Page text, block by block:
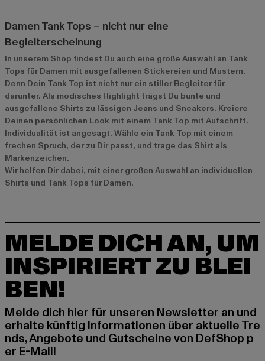
Damen Tank Tops – nicht nur eine
Begleiterscheinung
In unserem Shop findest Du auch eine große Auswahl an Tank
Tops für Damen mit ausgefallenen Stickereien und Mustern.
Denn Dein Tank Top ist nicht nur ein stiller Begleiter für
darunter. Als modisches Highlight trägst Du bunte und
ausgefallene Shirts zu lässigen Jeans und Sneakers. Kreiere
Deinen persönlichen Look mit einem Tank Top mit Aufschrift.
Individualität ist angesagt. Wähle ein Tank Top mit einem
frechen Spruch, der zu Dir passt, und trage das Shirt als
Markenzeichen.
Wir helfen Dir dabei, mit einer großen Auswahl an individuellen
Shirts und Tank Tops für Damen.
MELDE DICH AN, UM
INSPIRIERT ZU BLEI
BEN!
Melde dich hier für unseren Newsletter an und
erhalte künftig Informationen über aktuelle Tre
nds, Angebote und Gutscheine von DefShop p
er E-Mail!